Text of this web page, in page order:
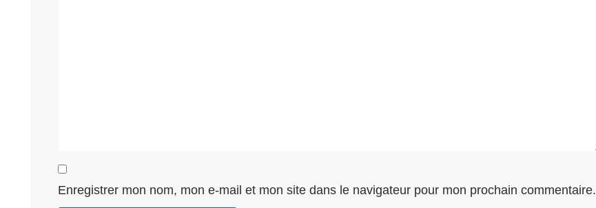
Enregistrer mon nom, mon e-mail et mon site dans le navigateur pour mon prochain commentaire.